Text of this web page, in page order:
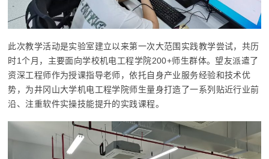
此次教学活动是实验室建立以来第一次大范围实践教学尝试，共历
时1个月，主要面向学校机电工程学院200+师生群体。望友派遣了
资深工程师作为授课指导老师，依托自身产业服务经验和技术优
势，为井冈山大学机电工程学院师生量身打造了一系列贴近行业前
沿、注重软件实操技能提升的实践课程。